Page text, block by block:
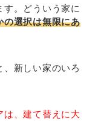
。どういう家に
の選択は無限にあ
新しい家のいろ
は、建て替えに大